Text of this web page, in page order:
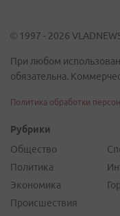
© 1997 - 2026
При любом
обязательна.
Политика обработки
Рубрики
Общество
Политика
Экономика
Происшествия